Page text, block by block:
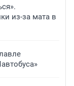
из-за мата в